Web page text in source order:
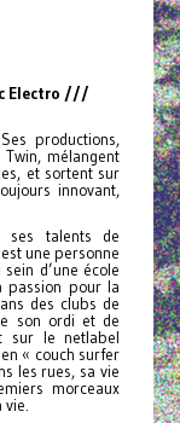
Electro ///
productions,
mélangent
et sortent sur
innovant,
ses talents de
une personne
d’une école
passion pour la
des clubs de
son ordi et de
sur le netlabel
« couch surfer
les rues, sa vie
morceaux
vie.